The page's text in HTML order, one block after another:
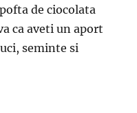
de ciocolata
ca aveti un aport
seminte si